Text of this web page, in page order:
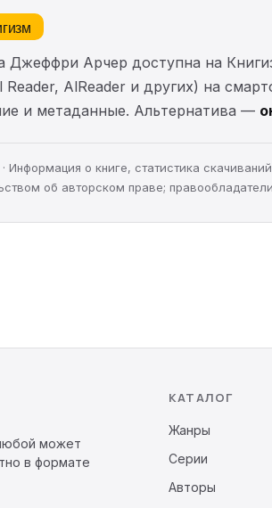
Джеффри Арчер доступна на
Reader, AlReader и других) на
и метаданные. Альтернатива —
Информация о книге, статистика
об авторском праве;
может
в формате
КАТАЛОГ
Жанры
Серии
Авторы